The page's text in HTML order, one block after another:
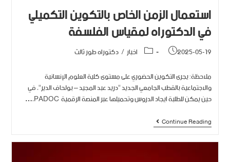
استعمال الزمن الخاص بالتكوين التكميلي
في الدكتوراه لمقياس الفلسفة
2025-05-19 اخبار/دكتوراه طور ثالث
ملاحظة: يجرى التكوين الحضوري على مستوى كلية العلوم الإنسانية
والاجتماعية بالقطب الجامعي الجديد "دريد عبد المجيد – بولحاف الدير"، في
حين يمكن للطلبة ايجاد الدروس وتحميلها عبر المنصة الرقمية PADOC،…
Continue Reading